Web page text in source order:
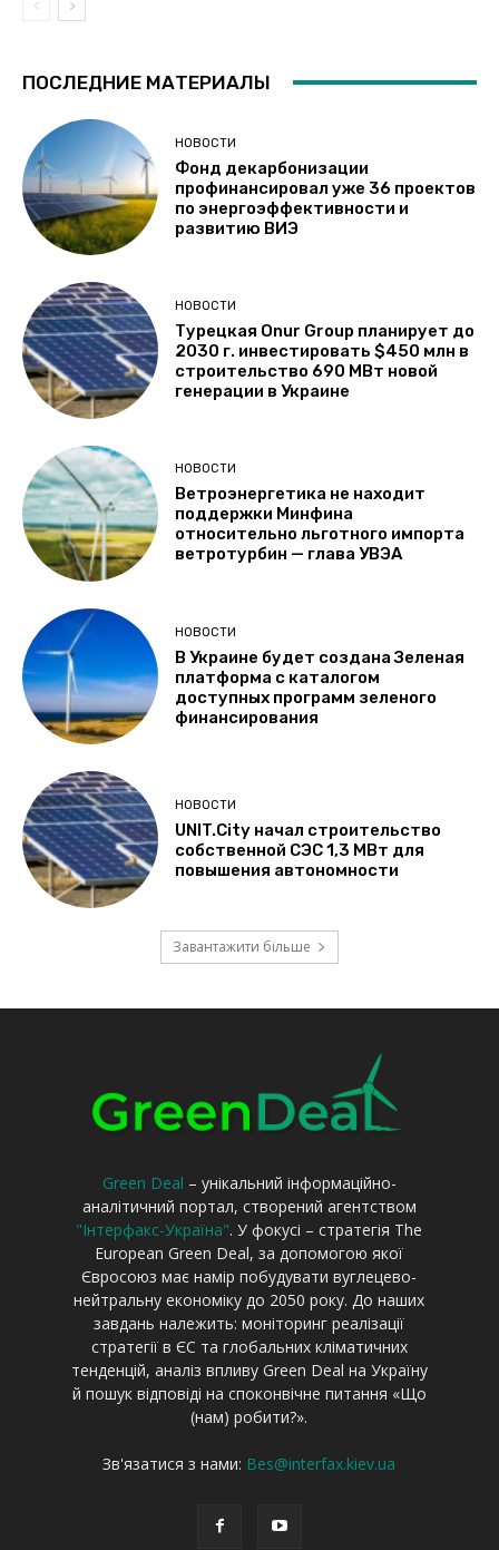
Green Deal – унікальний інформаційно-
аналітичний портал, створений агентством
"Інтерфакс-Україна". У фокусі – стратегія The
European Green Deal, за допомогою якої
Євросоюз має намір побудувати вуглецево-
нейтральну економіку до 2050 року. До наших
завдань належить: моніторинг реалізації
стратегії в ЄС та глобальних кліматичних
тенденцій, аналіз впливу Green Deal на Україну
й пошук відповіді на споконвічне питання «Що
(нам) робити?».
Зв'язатися з нами: Bes@interfax.kiev.ua